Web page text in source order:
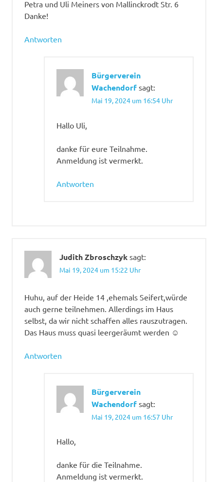
Petra und Uli Meiners von Mallinckrodt Str. 6
Danke!
Antworten
Bürgerverein
Wachendorf sagt:
Mai 19, 2024 um 16:54 Uhr
Hallo Uli,
danke für eure Teilnahme.
Anmeldung ist vermerkt.
Antworten
Judith Zbroschzyk sagt:
Mai 19, 2024 um 15:22 Uhr
Huhu, auf der Heide 14 ,ehemals Seifert,würde
auch gerne teilnehmen. Allerdings im Haus
selbst, da wir nicht schaffen alles rauszutragen.
Das Haus muss quasi leergeräumt werden ☺
Antworten
Bürgerverein
Wachendorf sagt:
Mai 19, 2024 um 16:57 Uhr
Hallo,
danke für die Teilnahme.
Anmeldung ist vermerkt.